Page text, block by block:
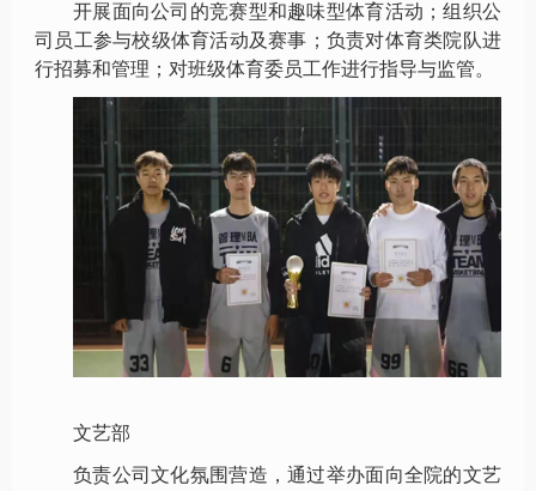
开展面向公司的竞赛型和趣味型体育活动；组织公
司员工参与校级体育活动及赛事；负责对体育类院队进
行招募和管理；对班级体育委员工作进行指导与监管。
文艺部
负责公司文化氛围营造，通过举办面向全院的文艺